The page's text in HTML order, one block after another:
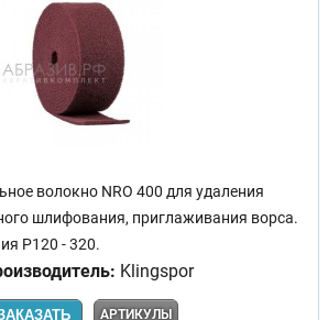
волокно NRO 400 для удаления
шлифования, приглаживания ворса.
P120 - 320.
Klingspor
АРТИКУЛЫ